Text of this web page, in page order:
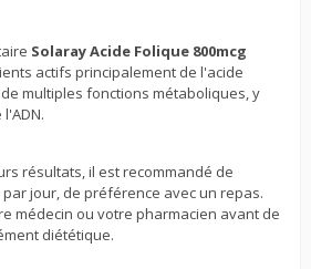
Solaray Acide Folique 800mcg
actifs principalement de l'acide
multiples fonctions métaboliques, y
résultats, il est recommandé de
jour, de préférence avec un repas.
médecin ou votre pharmacien avant de
diététique.